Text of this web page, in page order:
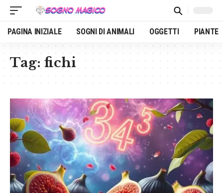
PAGINA INIZIALE SOGNI DI ANIMALI OGGETTI PIANTE
Tag:fichi